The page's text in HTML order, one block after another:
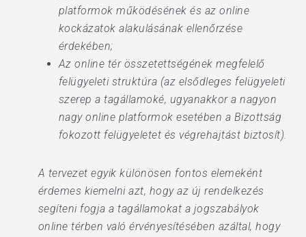
platformok működésének és az online
kockázatok alakulásának ellenőrzése
érdekében;
Az online tér összetettségének megfelelő
felügyeleti struktúra (az elsődleges felügyeleti
szerep a tagállamoké, ugyanakkor a nagyon
nagy online platformok esetében a Bizottság
fokozott felügyeletet és végrehajtást biztosít).
A tervezet egyik különösen fontos elemeként
érdemes kiemelni azt, hogy az új rendelkezés
segíteni fogja a tagállamokat a jogszabályok
online térben való érvényesítésében azáltal, hogy